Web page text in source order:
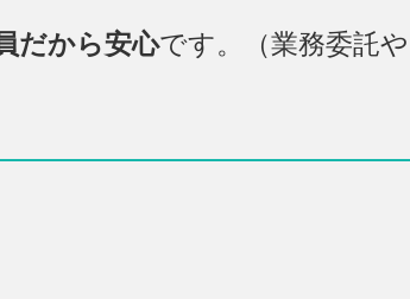
だから安心です。（業務委託や